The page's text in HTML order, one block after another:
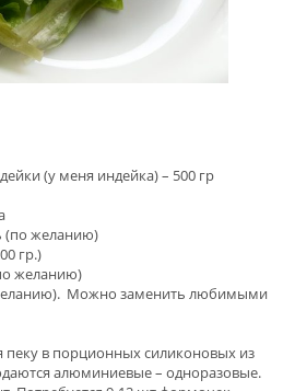
(у меня индейка) – 500 гр
(по желанию)
гр.)
желанию)
Можно заменить любимыми
в порционных силиконовых из
алюминиевые – одноразовые.